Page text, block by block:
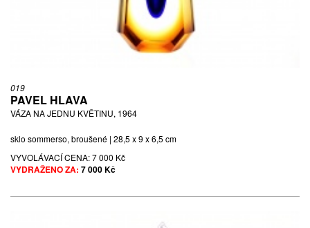
019
PAVEL HLAVA
VÁZA NA JEDNU KVĚTINU, 1964
sklo sommerso, broušené | 28,5 x 9 x 6,5 cm
VYVOLÁVACÍ CENA:7 000 Kč
VYDRAŽENO ZA: 7 000 Kč